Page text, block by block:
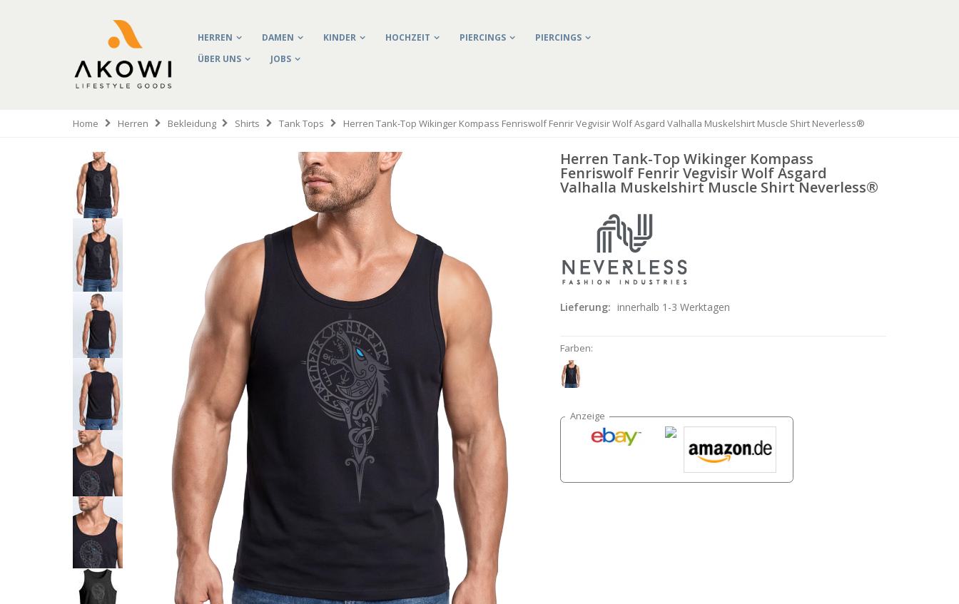
HERREN DAMEN KINDER HOCHZEIT PIERCINGS
PIERCINGS
ÜBER UNS
JOBS
Home Herren Bekleidung Shirts Tank Tops Herren Tank-Top Wikinger Kompass Fenriswolf Fenrir Vegvisir Wolf Asgard Valhalla Muskelshirt Muscle Shirt Neverless®
Herren Tank-Top Wikinger Kompass
Fenriswolf Fenrir Vegvisir Wolf Asgard
Valhalla Muskelshirt Muscle Shirt Neverless®
Lieferung: innerhalb 1-3 Werktagen
Farben: